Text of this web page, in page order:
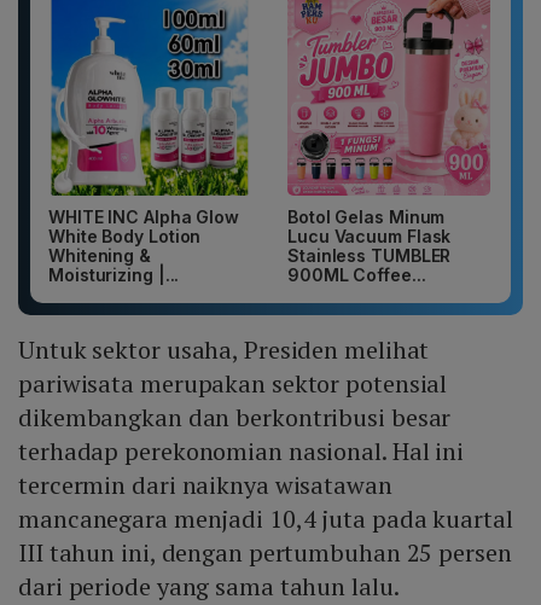
WHITE INC Alpha Glow
White Body Lotion
Whitening &
Moisturizing |...
Botol Gelas Minum
Lucu Vacuum Flask
Stainless TUMBLER
900ML Coffee...
Untuk sektor usaha, Presiden melihat
pariwisata merupakan sektor potensial
dikembangkan dan berkontribusi besar
terhadap perekonomian nasional. Hal ini
tercermin dari naiknya wisatawan
mancanegara menjadi 10,4 juta pada kuartal
III tahun ini, dengan pertumbuhan 25 persen
dari periode yang sama tahun lalu.